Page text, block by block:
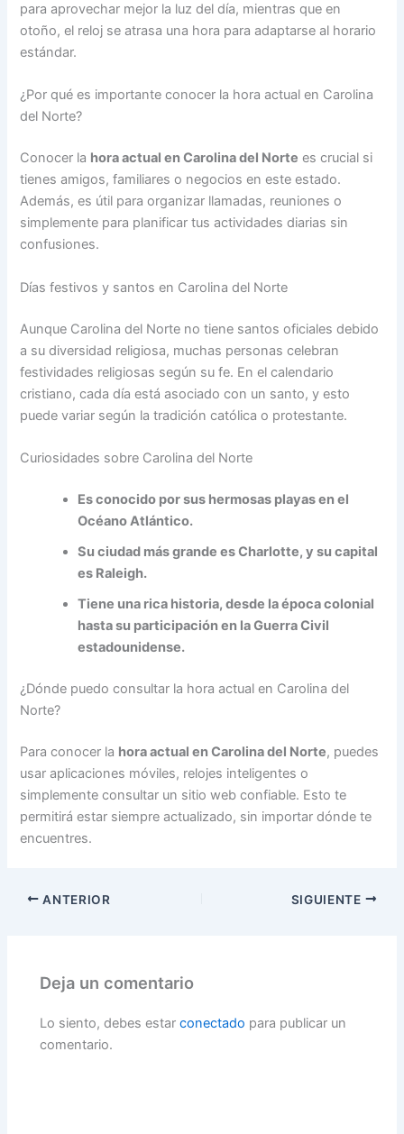
para aprovechar mejor la luz del día, mientras que en
otoño, el reloj se atrasa una hora para adaptarse al horario
estándar.
¿Por qué es importante conocer la hora actual en Carolina
del Norte?
Conocer la hora actual en Carolina del Norte es crucial si
tienes amigos, familiares o negocios en este estado.
Además, es útil para organizar llamadas, reuniones o
simplemente para planificar tus actividades diarias sin
confusiones.
Días festivos y santos en Carolina del Norte
Aunque Carolina del Norte no tiene santos oficiales debido
a su diversidad religiosa, muchas personas celebran
festividades religiosas según su fe. En el calendario
cristiano, cada día está asociado con un santo, y esto
puede variar según la tradición católica o protestante.
Curiosidades sobre Carolina del Norte
Es conocido por sus hermosas playas en el
Océano Atlántico.
Su ciudad más grande es Charlotte, y su capital
es Raleigh.
Tiene una rica historia, desde la época colonial
hasta su participación en la Guerra Civil
estadounidense.
¿Dónde puedo consultar la hora actual en Carolina del
Norte?
Para conocer la hora actual en Carolina del Norte, puedes
usar aplicaciones móviles, relojes inteligentes o
simplemente consultar un sitio web confiable. Esto te
permitirá estar siempre actualizado, sin importar dónde te
encuentres.
ANTERIOR SIGUIENTE
Deja un comentario
Lo siento, debes estarconectado para publicar un
comentario.